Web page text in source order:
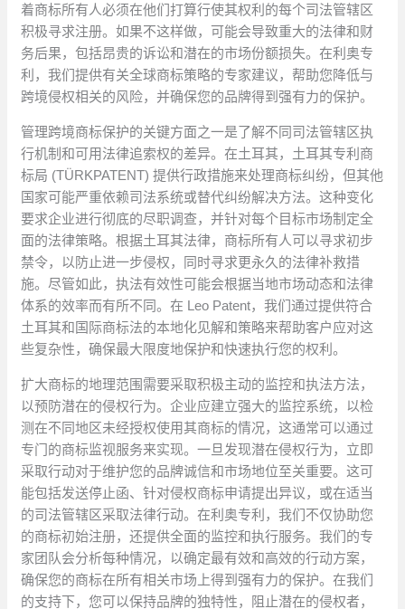
着商标所有人必须在他们打算行使其权利的每个司法管辖区
积极寻求注册。如果不这样做，可能会导致重大的法律和财
务后果，包括昂贵的诉讼和潜在的市场份额损失。在利奥专
利，我们提供有关全球商标策略的专家建议，帮助您降低与
跨境侵权相关的风险，并确保您的品牌得到强有力的保护。
管理跨境商标保护的关键方面之一是了解不同司法管辖区执
行机制和可用法律追索权的差异。在土耳其，土耳其专利商
标局 (TÜRKPATENT) 提供行政措施来处理商标纠纷，但其他
国家可能严重依赖司法系统或替代纠纷解决方法。这种变化
要求企业进行彻底的尽职调查，并针对每个目标市场制定全
面的法律策略。根据土耳其法律，商标所有人可以寻求初步
禁令，以防止进一步侵权，同时寻求更永久的法律补救措
施。尽管如此，执法有效性可能会根据当地市场动态和法律
体系的效率而有所不同。在 Leo Patent，我们通过提供符合
土耳其和国际商标法的本地化见解和策略来帮助客户应对这
些复杂性，确保最大限度地保护和快速执行您的权利。
扩大商标的地理范围需要采取积极主动的监控和执法方法，
以预防潜在的侵权行为。企业应建立强大的监控系统，以检
测在不同地区未经授权使用其商标的情况，这通常可以通过
专门的商标监视服务来实现。一旦发现潜在侵权行为，立即
采取行动对于维护您的品牌诚信和市场地位至关重要。这可
能包括发送停止函、针对侵权商标申请提出异议，或在适当
的司法管辖区采取法律行动。在利奥专利，我们不仅协助您
的商标初始注册，还提供全面的监控和执行服务。我们的专
家团队会分析每种情况，以确定最有效和高效的行动方案，
确保您的商标在所有相关市场上得到强有力的保护。在我们
的支持下，您可以保持品牌的独特性，阻止潜在的侵权者，